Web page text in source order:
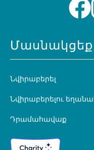
Մասնակցեք
Նվիրաբերել
Նվիրաբերելու
Դրամահավաք